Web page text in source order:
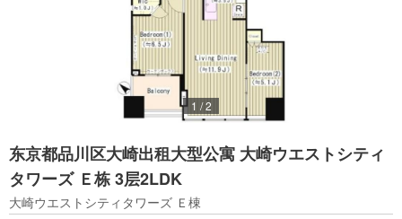
1 /2
东京都品川区大崎出租大型公寓 大崎ウエストシティ
タワーズ Ｅ栋 3层2LDK
大崎ウエストシティタワーズ Ｅ棟